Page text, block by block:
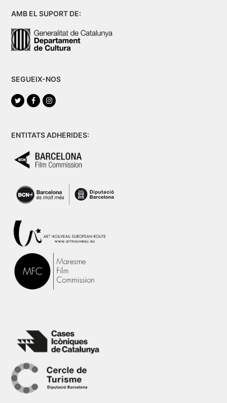
AMB EL SUPORT DE:
SEGUEIX-NOS
TwitterFacebookInstagram
ENTITATS ADHERIDES: